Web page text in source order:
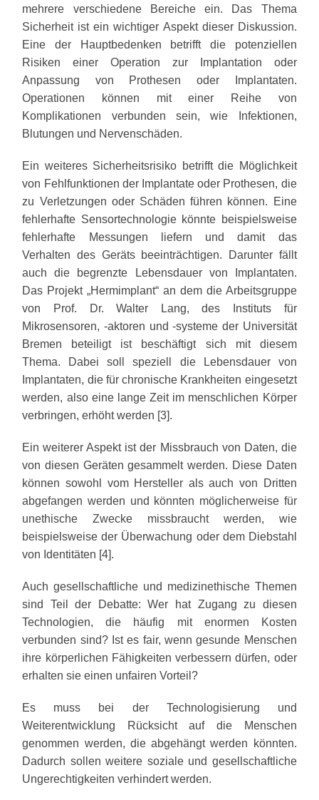
mehrere verschiedene Bereiche ein. Das Thema
Sicherheit ist ein wichtiger Aspekt dieser Diskussion.
Eine der Hauptbedenken betrifft die potenziellen
Risiken einer Operation zur Implantation oder
Anpassung von Prothesen oder Implantaten.
Operationen können mit einer Reihe von
Komplikationen verbunden sein, wie Infektionen,
Blutungen und Nervenschäden.
Ein weiteres Sicherheitsrisiko betrifft die Möglichkeit
von Fehlfunktionen der Implantate oder Prothesen, die
zu Verletzungen oder Schäden führen können. Eine
fehlerhafte Sensortechnologie könnte beispielsweise
fehlerhafte Messungen liefern und damit das
Verhalten des Geräts beeinträchtigen. Darunter fällt
auch die begrenzte Lebensdauer von Implantaten.
Das Projekt „Hermimplant“ an dem die Arbeitsgruppe
von Prof. Dr. Walter Lang, des Instituts für
Mikrosensoren, -aktoren und -systeme der Universität
Bremen beteiligt ist beschäftigt sich mit diesem
Thema. Dabei soll speziell die Lebensdauer von
Implantaten, die für chronische Krankheiten eingesetzt
werden, also eine lange Zeit im menschlichen Körper
verbringen, erhöht werden [3].
Ein weiterer Aspekt ist der Missbrauch von Daten, die
von diesen Geräten gesammelt werden. Diese Daten
können sowohl vom Hersteller als auch von Dritten
abgefangen werden und könnten möglicherweise für
unethische Zwecke missbraucht werden, wie
beispielsweise der Überwachung oder dem Diebstahl
von Identitäten [4].
Auch gesellschaftliche und medizinethische Themen
sind Teil der Debatte: Wer hat Zugang zu diesen
Technologien, die häufig mit enormen Kosten
verbunden sind? Ist es fair, wenn gesunde Menschen
ihre körperlichen Fähigkeiten verbessern dürfen, oder
erhalten sie einen unfairen Vorteil?
Es muss bei der Technologisierung und
Weiterentwicklung Rücksicht auf die Menschen
genommen werden, die abgehängt werden könnten.
Dadurch sollen weitere soziale und gesellschaftliche
Ungerechtigkeiten verhindert werden.